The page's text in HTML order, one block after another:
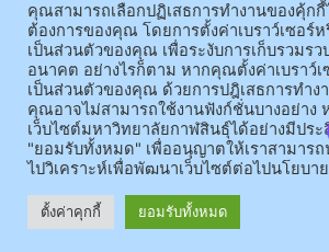
(อ.นามน)13 หมู่ 14 ต.สงเปลือย อ.นามน จ.กาฬสินธุ์ 46230
(อ.เมือง)62/1 ถ.เกษตรสมบูรณ์ ต.กาฬสินธุ์ อ.เมือง จ.กาฬสินธุ์
© 2025 All rights Reserved.
คุณสามารถเลือกปฏิเสธการทำงานของคุ้ก
ต้องการของคุณ โดยการตั้งค่าเบราว์เซอร์
เป็นส่วนตัวของคุณ เพื่อระงับการเก็บรวมร
อนาคต อย่างไรก็ตาม หากคุณตั้งค่าเบราว์
เป็นส่วนตัวของคุณ ด้วยการปฎิเสธการทำ
คุณอาจไม่สามารถใช้งานฟังก์ชั่นบางอย่าง
เว็บไซต์มหาวิทยาลัยกาฬสินธุ์ได้อย่างมีปร
"ยอมรับทั้งหมด" เพื่ออนุญาตให้เราสามาร
ไปวิเคราะห์เพื่อพัฒนาเว็บไซต์ต่อไปนโยบา
ตั้งค่าคุกกี้ ยอมรับทั้งหมด